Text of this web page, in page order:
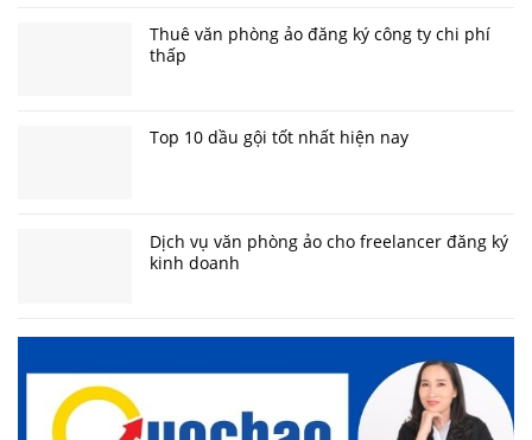
Thuê văn phòng ảo đăng ký công ty chi phí
thấp
Top 10 dầu gội tốt nhất hiện nay
Dịch vụ văn phòng ảo cho freelancer đăng ký
kinh doanh